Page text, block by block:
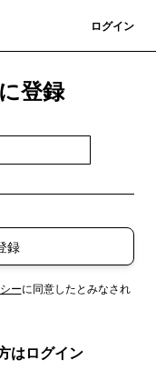
ログイン
登録
録
ーに同意したとみなされ
はログイン